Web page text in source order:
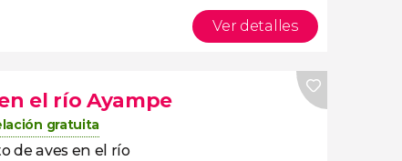
Ver detalles
el río Ayampe
gratuita
de aves en el río